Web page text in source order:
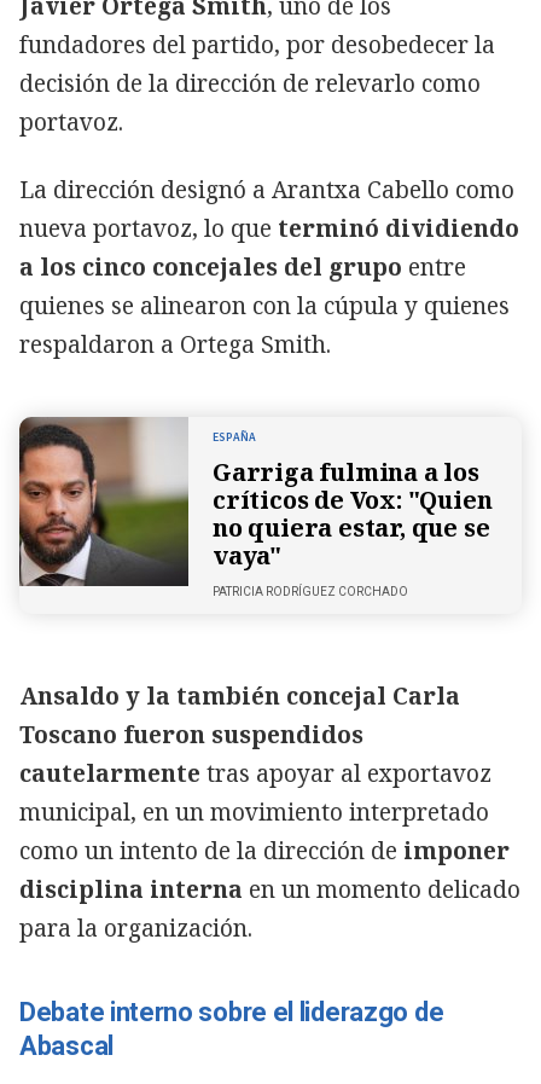
fundadores del partido, por desobedecer la
decisión de la dirección de relevarlo como
portavoz.
La dirección designó a Arantxa Cabello como
nueva portavoz, lo que terminó dividiendo
a los cinco concejales del grupo entre
quienes se alinearon con la cúpula y quienes
respaldaron a Ortega Smith.
ESPAÑA
Garriga fulmina a los
críticos de Vox: "Quien
no quiera estar, que se
vaya"
PATRICIA RODRÍGUEZ CORCHADO
Ansaldo y la también concejal Carla
Toscano fueron suspendidos
cautelarmente tras apoyar al exportavoz
municipal, en un movimiento interpretado
como un intento de la dirección de imponer
disciplina interna en un momento delicado
para la organización.
Debate interno sobre el liderazgo de
Abascal